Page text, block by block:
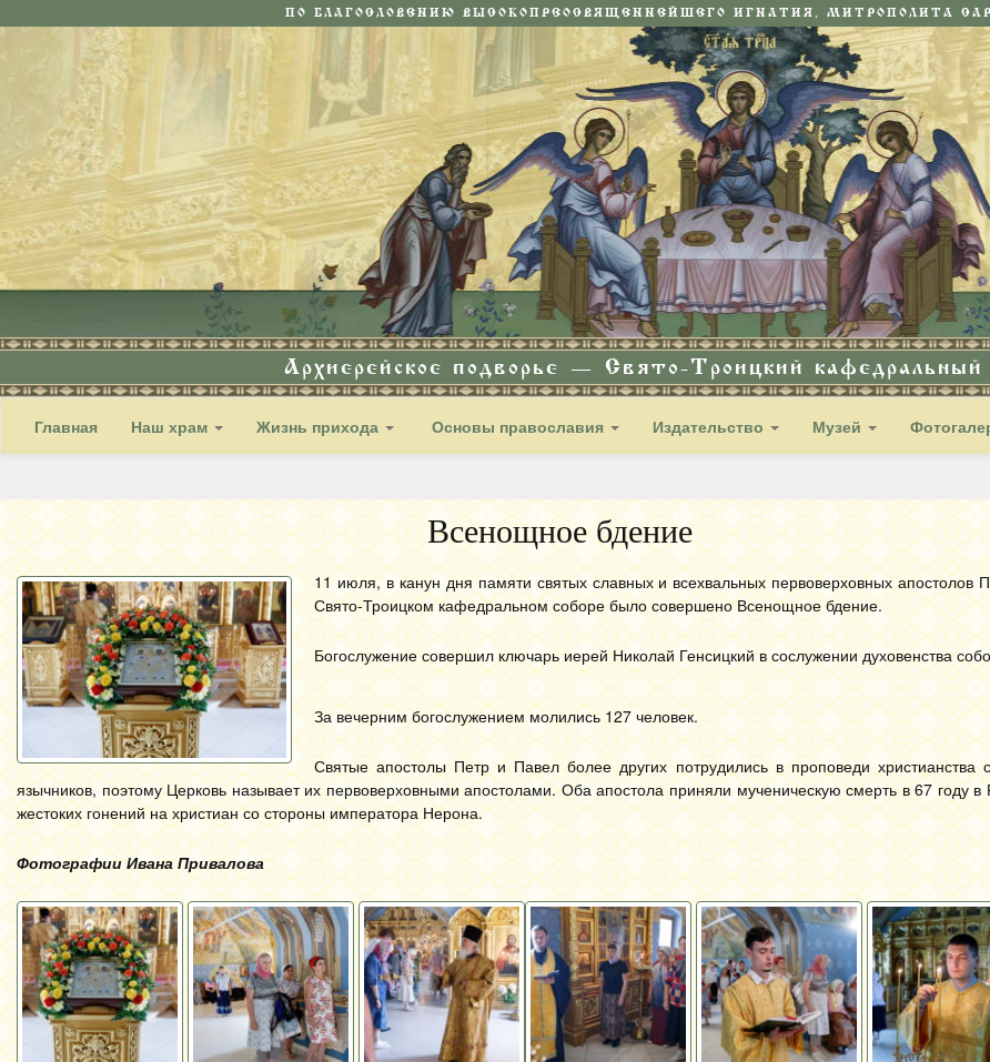
ПО БЛАГОСЛОВЕНИЮ ВЫСОКОПРЕОСВЯЩЕННЕЙШЕГО ИГНАТИЯ, МИТРОПОЛИТА
Архиерейское подворье — Свято-Троицкий кафедральный
Главная Наш храм Жизнь прихода Основы православия Издательство Музей
Всенощное бдение
11 июля, в канун дня памяти святых славных и всехвальных первоверховных апостолов
Свято-Троицком кафедральном соборе было совершено Всенощное бдение.
Богослужение совершил ключарь иерей Николай Генсицкий в сослужении духовенства
За вечерним богослужением молились 127 человек.
Святые апостолы Петр и Павел более других потрудились в проповеди христианства
язычников, поэтому Церковь называет их первоверховными апостолами. Оба апостола приняли мученическую смерть в 67 году
жестоких гонений на христиан со стороны императора Нерона.
Фотографии Ивана Привалова